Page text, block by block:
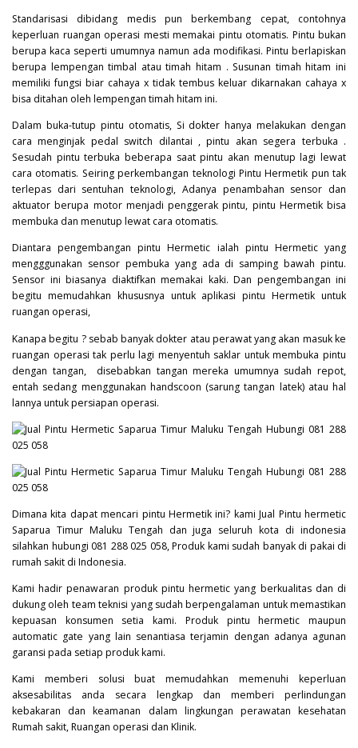
Standarisasi dibidang medis pun berkembang cepat, contohnya
keperluan ruangan operasi mesti memakai pintu otomatis. Pintu bukan
berupa kaca seperti umumnya namun ada modifikasi. Pintu berlapiskan
berupa lempengan timbal atau timah hitam . Susunan timah hitam ini
memiliki fungsi biar cahaya x tidak tembus keluar dikarnakan cahaya x
bisa ditahan oleh lempengan timah hitam ini.
Dalam buka-tutup pintu otomatis, Si dokter hanya melakukan dengan
cara menginjak pedal switch dilantai , pintu akan segera terbuka .
Sesudah pintu terbuka beberapa saat pintu akan menutup lagi lewat
cara otomatis. Seiring perkembangan teknologi Pintu Hermetik pun tak
terlepas dari sentuhan teknologi, Adanya penambahan sensor dan
aktuator berupa motor menjadi penggerak pintu, pintu Hermetik bisa
membuka dan menutup lewat cara otomatis.
Diantara pengembangan pintu Hermetic ialah pintu Hermetic yang
mengggunakan sensor pembuka yang ada di samping bawah pintu.
Sensor ini biasanya diaktifkan memakai kaki. Dan pengembangan ini
begitu memudahkan khususnya untuk aplikasi pintu Hermetik untuk
ruangan operasi,
Kanapa begitu ? sebab banyak dokter atau perawat yang akan masuk ke
ruangan operasi tak perlu lagi menyentuh saklar untuk membuka pintu
dengan tangan, disebabkan tangan mereka umumnya sudah repot,
entah sedang menggunakan handscoon (sarung tangan latek) atau hal
lannya untuk persiapan operasi.
Dimana kita dapat mencari pintu Hermetik ini? kami Jual Pintu hermetic
Saparua Timur Maluku Tengah dan juga seluruh kota di indonesia
silahkan hubungi 081 288 025 058, Produk kami sudah banyak di pakai di
rumah sakit di Indonesia.
Kami hadir penawaran produk pintu hermetic yang berkualitas dan di
dukung oleh team teknisi yang sudah berpengalaman untuk memastikan
kepuasan konsumen setia kami. Produk pintu hermetic maupun
automatic gate yang lain senantiasa terjamin dengan adanya agunan
garansi pada setiap produk kami.
Kami memberi solusi buat memudahkan memenuhi keperluan
aksesabilitas anda secara lengkap dan memberi perlindungan
kebakaran dan keamanan dalam lingkungan perawatan kesehatan
Rumah sakit, Ruangan operasi dan Klinik.